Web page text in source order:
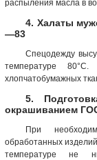
распыления масла в
4. Халаты
—83
Спецодежду
температуре
хлопчатобумажных
5.
окрашиванием
При
обработанных
температуре не